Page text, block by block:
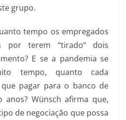
grupo.
tempo os empregados
por terem “tirado” dois
E se a pandemia se
tempo, quanto cada
pagar para o banco de
Wünsch afirma que,
de negociação que possa